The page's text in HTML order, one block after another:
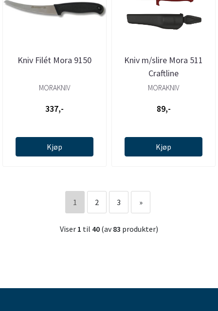
Kniv Filét Mora 9150
MORAKNIV
337,-
Kjøp
Kniv m/slire Mora 511
Craftline
MORAKNIV
89,-
Kjøp
1 2 3 »
Viser 1 til 40 (av83 produkter)